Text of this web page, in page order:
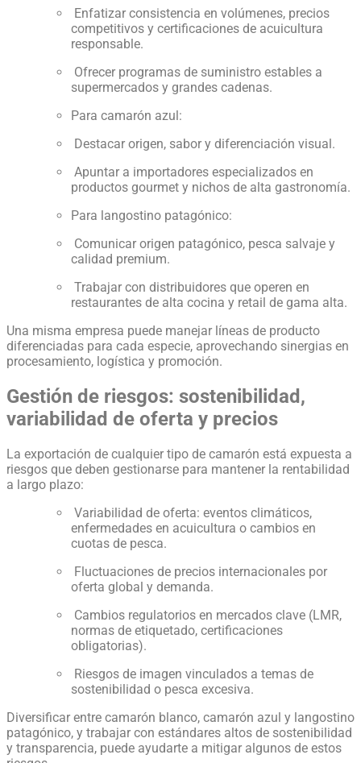
Enfatizar consistencia en volúmenes, precios
competitivos y certificaciones de acuicultura
responsable.
Ofrecer programas de suministro estables a
supermercados y grandes cadenas.
Para camarón azul:
Destacar origen, sabor y diferenciación visual.
Apuntar a importadores especializados en
productos gourmet y nichos de alta gastronomía.
Para langostino patagónico:
Comunicar origen patagónico, pesca salvaje y
calidad premium.
Trabajar con distribuidores que operen en
restaurantes de alta cocina y retail de gama alta.
Una misma empresa puede manejar líneas de producto
diferenciadas para cada especie, aprovechando sinergias en
procesamiento, logística y promoción.
Gestión de riesgos: sostenibilidad,
variabilidad de oferta y precios
La exportación de cualquier tipo de camarón está expuesta a
riesgos que deben gestionarse para mantener la rentabilidad
a largo plazo:
Variabilidad de oferta: eventos climáticos,
enfermedades en acuicultura o cambios en
cuotas de pesca.
Fluctuaciones de precios internacionales por
oferta global y demanda.
Cambios regulatorios en mercados clave (LMR,
normas de etiquetado, certificaciones
obligatorias).
Riesgos de imagen vinculados a temas de
sostenibilidad o pesca excesiva.
Diversificar entre camarón blanco, camarón azul y langostino
patagónico, y trabajar con estándares altos de sostenibilidad
y transparencia, puede ayudarte a mitigar algunos de estos